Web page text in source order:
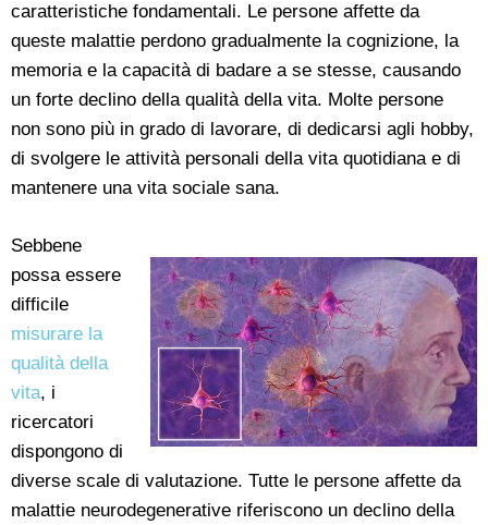
caratteristiche fondamentali. Le persone affette da
queste malattie perdono gradualmente la cognizione, la
memoria e la capacità di badare a se stesse, causando
un forte declino della qualità della vita. Molte persone
non sono più in grado di lavorare, di dedicarsi agli hobby,
di svolgere le attività personali della vita quotidiana e di
mantenere una vita sociale sana.
Sebbene
possa essere
difficile
misurare la
qualità della
vita, i
ricercatori
dispongono di
diverse scale di valutazione. Tutte le persone affette da
malattie neurodegenerative riferiscono un declino della